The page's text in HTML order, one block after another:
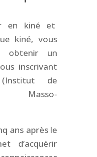
en kiné et
kiné, vous
obtenir un
inscrivant
de
Masso-
ans après le
d’acquérir